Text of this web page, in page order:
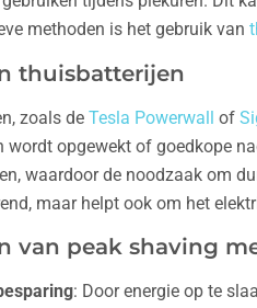
methoden is het gebruik van
thuisbatterijen
zoals de Tesla Powerwall of
wordt opgewekt of goedkope
waardoor de noodzaak om
maar helpt ook om het
van peak shaving
: Door energie op te